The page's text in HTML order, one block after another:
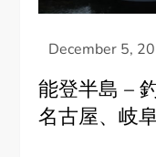
能登半島 –
名古屋、岐